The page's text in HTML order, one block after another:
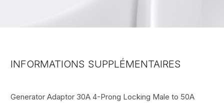
INFORMATIONS SUPPLÉMENTAIRES
Generator Adaptor 30A 4-Prong Locking Male to 50A